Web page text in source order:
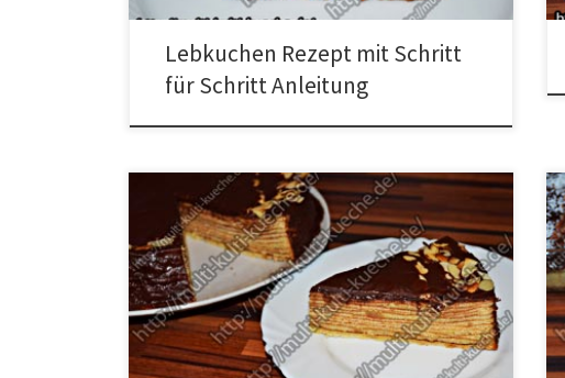
Lebkuchen Rezept mit Schritt
für Schritt Anleitung
Zutaten für Baumkuchen Für den Teig6 Eier
(getrennt)150g Mehl250g Butter250g Zucker1/2 Päck.
Backpulver100g Marzipan100g Speisestärke1 Fläschen
Bittermandelaroma1 Päck. VanillezuckerSaft von einer
halben Orange Zum bestreichenca. 4 EL
Aprikosenmarmelade Zum DekorierenZartbitter
Glasur50g Mandelblättchen Zubereitung für
Baumkuchen Das Eiweiß in eine Schüssel geben, zu